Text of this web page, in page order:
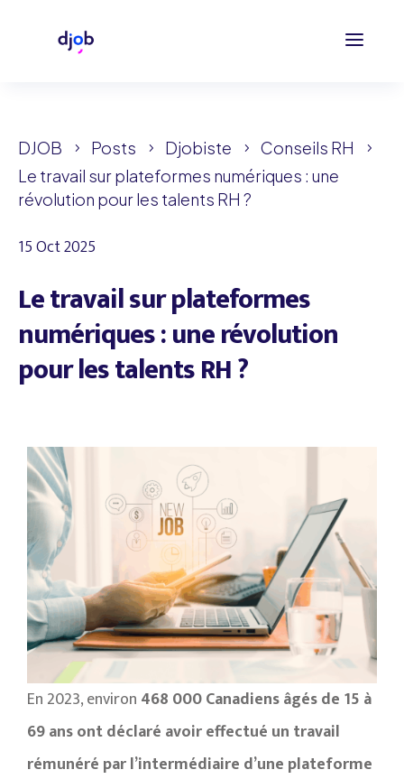
DJOB 5 Posts 5 Djobiste 5 Conseils RH 5
Le travail sur plateformes numériques : une
révolution pour les talents RH ?
15 Oct 2025
Le travail sur plateformes
numériques : une révolution
pour les talents RH ?
En 2023, environ 468 000 Canadiens âgés de 15 à
69 ans ont déclaré avoir effectué un travail
rémunéré par l’intermédiaire d’une plateforme